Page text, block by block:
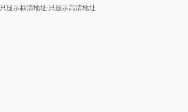
只显示标清地址 只显示高清地址